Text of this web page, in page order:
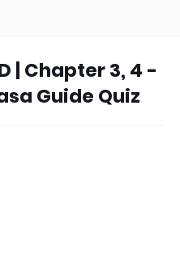
| Chapter 3, 4 -
Guide Quiz